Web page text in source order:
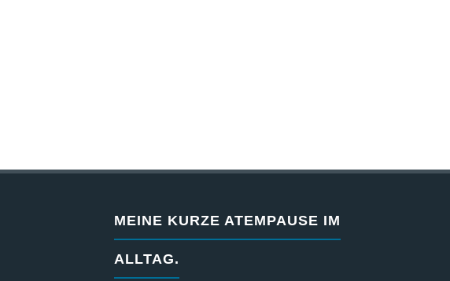
MEINE KURZE ATEMPAUSE IM
ALLTAG.